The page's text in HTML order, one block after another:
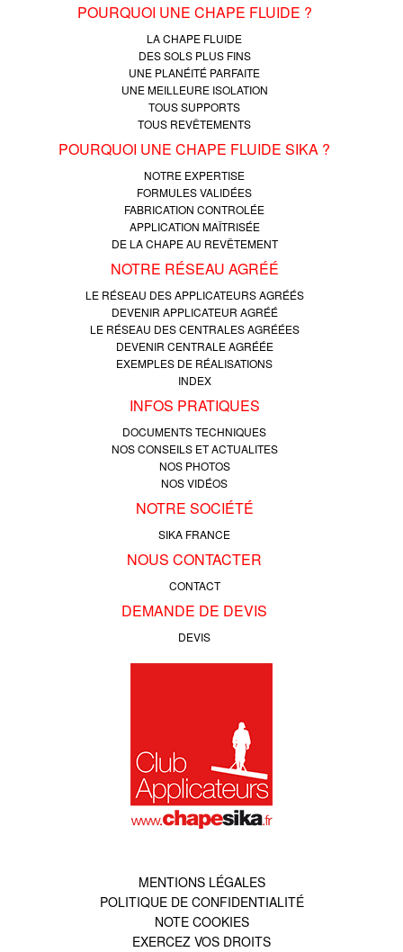
POURQUOI UNE CHAPE FLUIDE ?
LA CHAPE FLUIDE
DES SOLS PLUS FINS
UNE PLANÉITÉ PARFAITE
UNE MEILLEURE ISOLATION
TOUS SUPPORTS
TOUS REVÊTEMENTS
POURQUOI UNE CHAPE FLUIDE SIKA ?
NOTRE EXPERTISE
FORMULES VALIDÉES
FABRICATION CONTROLÉE
APPLICATION MAÎTRISÉE
DE LA CHAPE AU REVÊTEMENT
NOTRE RÉSEAU AGRÉÉ
LE RÉSEAU DES APPLICATEURS AGRÉÉS
DEVENIR APPLICATEUR AGRÉÉ
LE RÉSEAU DES CENTRALES AGRÉÉES
DEVENIR CENTRALE AGRÉÉE
EXEMPLES DE RÉALISATIONS
INDEX
INFOS PRATIQUES
DOCUMENTS TECHNIQUES
NOS CONSEILS ET ACTUALITES
NOS PHOTOS
NOS VIDÉOS
NOTRE SOCIÉTÉ
SIKA FRANCE
NOUS CONTACTER
CONTACT
DEMANDE DE DEVIS
DEVIS
MENTIONS LÉGALES
POLITIQUE DE CONFIDENTIALITÉ
NOTE COOKIES
EXERCEZ VOS DROITS